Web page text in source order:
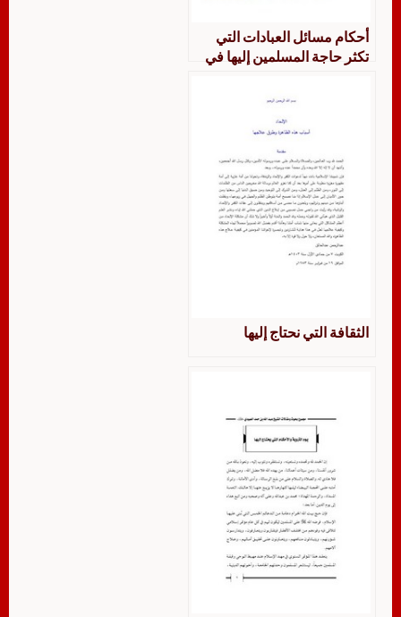
أحكام مسائل العبادات التي
تكثر حاجة المسلمين إليها في
الثقافة التي نحتاج إليها